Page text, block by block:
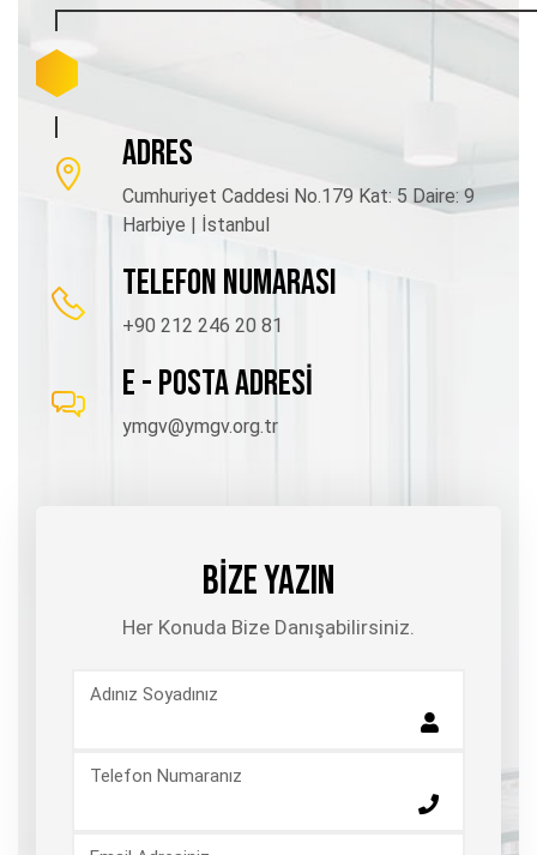
ADRES
Cumhuriyet Caddesi No.179 Kat: 5 Daire: 9
Harbiye | İstanbul
TELEFON NUMARASI
+90 212 246 20 81
E - POSTA ADRESİ
ymgv@ymgv.org.tr
BİZE YAZIN
Her Konuda Bize Danışabilirsiniz.
Adınız Soyadınız
Telefon Numaranız